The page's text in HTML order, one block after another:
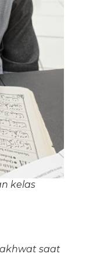
kelas
saat